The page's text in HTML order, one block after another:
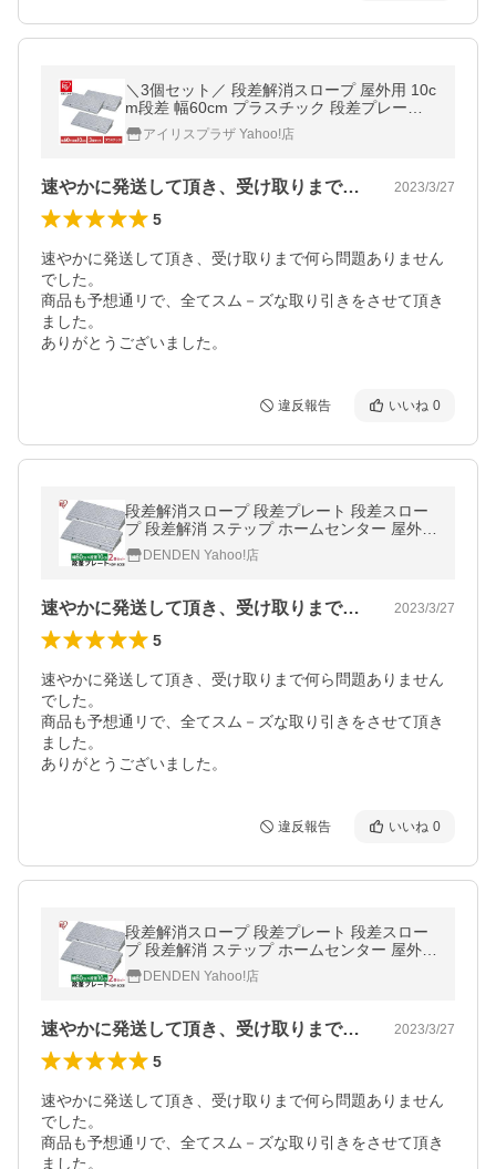
＼3個セット／ 段差解消スロープ 屋外用 10c
m段差 幅60cm プラスチック 段差プレート
段差スロープ スロープ 駐車場 段差解消 屋外
用 アイリスオーヤマ NDP-600E
アイリスプラザ Yahoo!店
速やかに発送して頂き、受け取りまで何ら… 2023/3/27
5
速やかに発送して頂き、受け取りまで何ら問題ありません
でした。
商品も予想通リで、全てスム－ズな取り引きをさせて頂き
ました。
違反報告 いいね 0
段差解消スロープ 段差プレート 段差スロー
プ 段差解消 ステップ ホームセンター 屋外用
駐車場 玄関 車庫 高さ 10cm 2個セット アイ
リスオーヤマ NDP-600E
DENDEN Yahoo!店
速やかに発送して頂き、受け取りまで何ら… 2023/3/27
5
速やかに発送して頂き、受け取りまで何ら問題ありません
でした。
商品も予想通リで、全てスム－ズな取り引きをさせて頂き
ました。
違反報告 いいね 0
段差解消スロープ 段差プレート 段差スロー
プ 段差解消 ステップ ホームセンター 屋外用
駐車場 玄関 車庫 高さ 10cm 2個セット アイ
リスオーヤマ NDP-600E
DENDEN Yahoo!店
速やかに発送して頂き、受け取りまで何ら… 2023/3/27
5
速やかに発送して頂き、受け取りまで何ら問題ありません
でした。
商品も予想通リで、全てスム－ズな取り引きをさせて頂き
ました。